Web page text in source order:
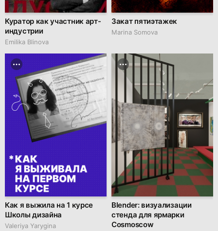
Куратор как участник арт-
индустрии
Emilika Blinova
Закат пятиэтажек
Marina Somova
Как я выжила на 1 курсе
Школы дизайна
Valeriya Yarygina
Blender: визуализации
стенда для ярмарки
Cosmoscow